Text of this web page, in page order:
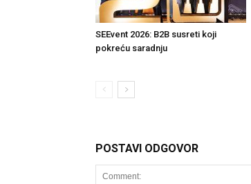
SEEvent 2026: B2B susreti koji
pokreću saradnju
POSTAVI ODGOVOR